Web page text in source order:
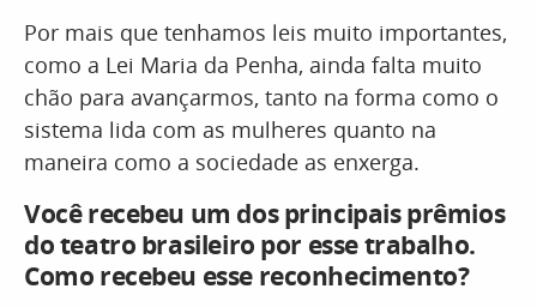
Por mais que tenhamos leis muito importantes,
como a Lei Maria da Penha, ainda falta muito
chão para avançarmos, tanto na forma como o
sistema lida com as mulheres quanto na
maneira como a sociedade as enxerga.
Você recebeu um dos principais prêmios
do teatro brasileiro por esse trabalho.
Como recebeu esse reconhecimento?